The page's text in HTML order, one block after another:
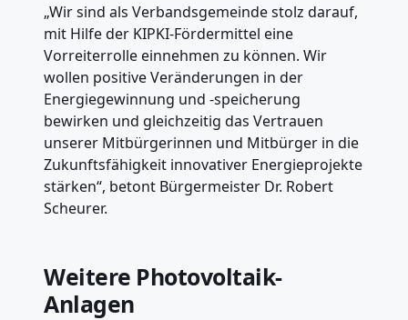
„Wir sind als Verbandsgemeinde stolz darauf,
mit Hilfe der KIPKI-Fördermittel eine
Vorreiterrolle einnehmen zu können. Wir
wollen positive Veränderungen in der
Energiegewinnung und -speicherung
bewirken und gleichzeitig das Vertrauen
unserer Mitbürgerinnen und Mitbürger in die
Zukunftsfähigkeit innovativer Energieprojekte
stärken“, betont Bürgermeister Dr. Robert
Scheurer.
Weitere Photovoltaik-
Anlagen